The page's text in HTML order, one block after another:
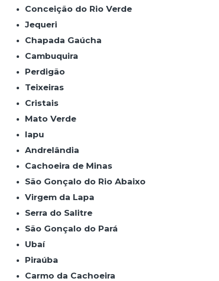
Conceição do Rio Verde
Jequeri
Chapada Gaúcha
Cambuquira
Perdigão
Teixeiras
Cristais
Mato Verde
Iapu
Andrelândia
Cachoeira de Minas
São Gonçalo do Rio Abaixo
Virgem da Lapa
Serra do Salitre
São Gonçalo do Pará
Ubaí
Piraúba
Carmo da Cachoeira